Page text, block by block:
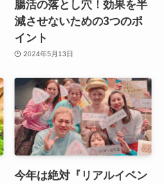
腸活の落とし穴！効果を半
減させないための3つのポ
イント
2024年5月13日
今年は絶対『リアルイベン